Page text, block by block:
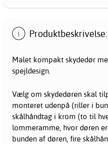
Produktbeskrivelse:
Malet kompakt skydedør
spejldesign.
Vælg om skydedøren skal
monteret udenpå (riller i
skålhåndtag i krom (to til
lommeramme, hvor døren
bunden af døren, fire